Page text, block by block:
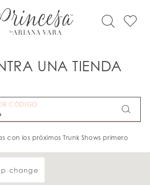
UNA TIENDA
CÓDIGO
con los próximos Trunk Shows primero
change